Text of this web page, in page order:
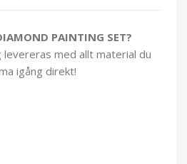
PAINTING SET?
levereras med allt material du
igång direkt!